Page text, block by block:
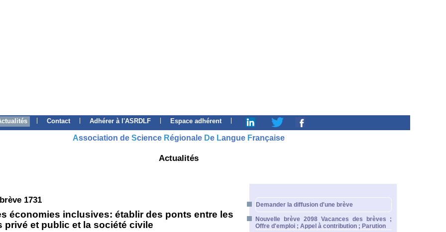
Contact Adhérer à l'ASRDLF Espace adhérent
Association de Science Régionale De Langue Française
Actualités
1731
économies inclusives: établir des ponts entre les
privé et public et la société civile
Demander la diffusion d'une brève
Nouvelle brève 2098 Vacances des brèves ;
Offre d'emploi ; Appel à contribution ; Parution